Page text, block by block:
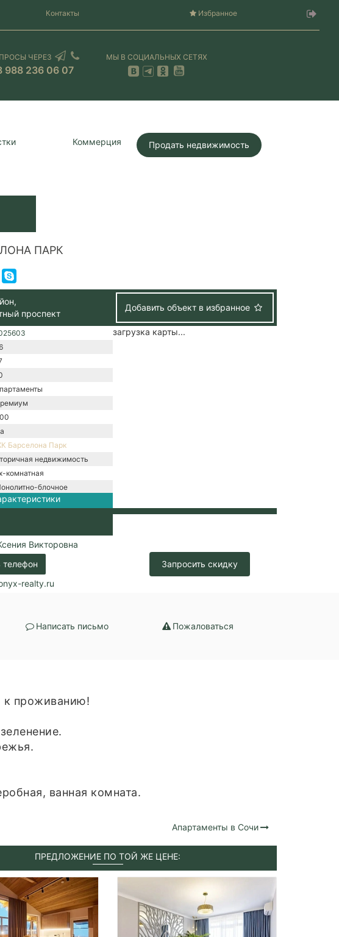
Контакты Избранное
ЧЕРЕЗ
988 236 06 07
МЫ В СОЦИАЛЬНЫХ СЕТЯХ
Коммерция Продать недвижимость
ПАРК
проспект
Добавить объект в избранное
Барселона Парк
недвижимость
комнатная
блочное
загрузка карты...
Викторовна
телефон
realty.ru
Запросить скидку
Написать письмо Пожаловаться
к проживанию!
ванная комната.
Апартаменты в Сочи
ПРЕДЛОЖЕНИЕ ПО ТОЙ ЖЕ ЦЕНЕ: